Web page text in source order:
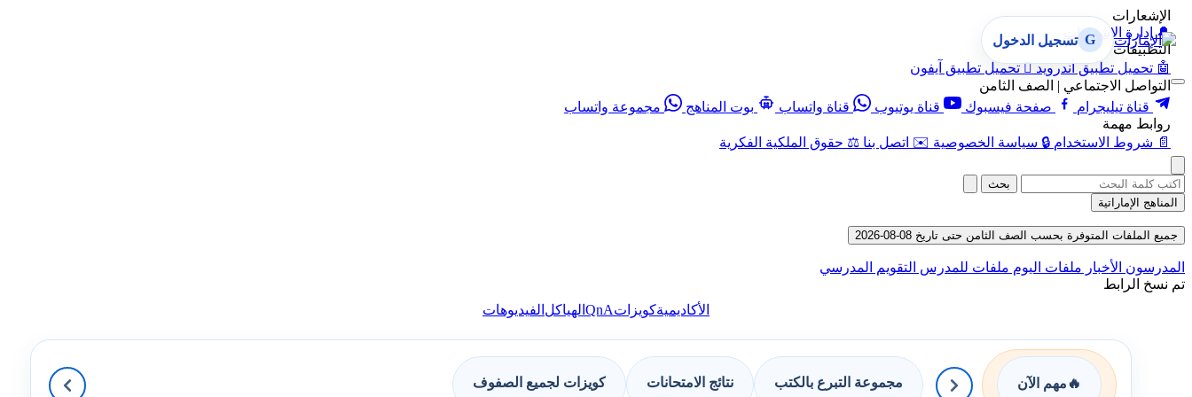
الإشعارات
🔔 إدارة الإشعارات
التطبيقات
🤖 تحميل تطبيق أندرويد  تحميل تطبيق آيفون
التواصل الاجتماعي | الصف الثامن
قناة تيليجرام
صفحة فيسبوك قناة يوتيوب قناة واتساب بوت المناهج
مجموعة واتساب
روابط مهمة
📄 شروط الاستخدام 🔒 سياسة الخصوصية ✉️ اتصل بنا ⚖️ حقوق الملكية الفكرية
G تسجيل الدخول
بحث
المناهج الإماراتية
جميع الملفات المتوفرة بحسب الصف الثامن حتى تاريخ 08-08-2026
المدرسون الأخبار ملفات اليوم ملفات للمدرس التقويم المدرسي
تم نسخ الرابط
الأكاديميةكويزاتQnA الهياكل الفيديوهات
🔥 مهم الآن مجموعة التبرع بالكتب نتائج الامتحانات كويزات لجميع الصفوف